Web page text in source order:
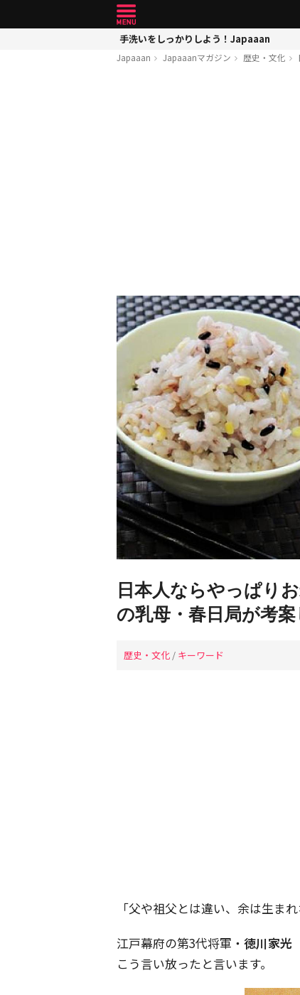
手洗いをしっかりしよう！Japaaan
Japaaan Japaaanマガジン 歴史・文化
日本人ならやっぱり
の乳母・春日局が考
歴史・文化 / キーワード
「父や祖父とは違い、余は生ま
江戸幕府の第3代将軍・ 徳川家光
こう言い放ったと言います。